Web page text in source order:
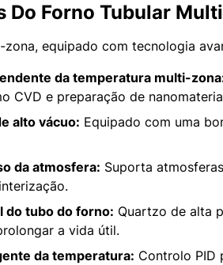
Do Forno Tubular
equipado com tecnologia
da temperatura multi-
CVD e preparação de
alto vácuo: Equipado com uma
da atmosfera: Suporta
do tubo do forno: Quartzo de alta
a vida útil.
da temperatura: Controlo PID